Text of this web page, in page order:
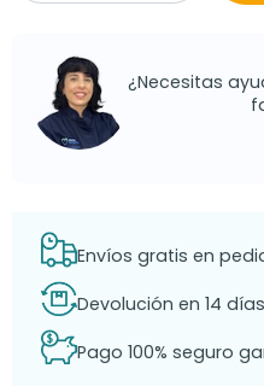
¿Necesitas
Envíos gratis en
Devolución en 14
Pago 100% seguro